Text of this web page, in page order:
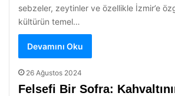
sebzeler, zeytinler ve özellikle İzmir’e
kültürün temel…
Devamını Oku
26 Ağustos 2024
Felsefi Bir Sofra: